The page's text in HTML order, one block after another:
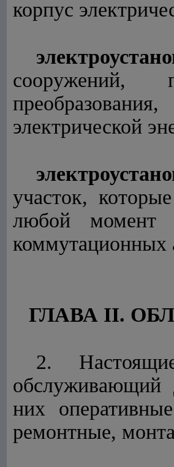
корпус
сооружений,
электрической
участок,
любой момент
коммутационных
ГЛАВА II.
2.
обслуживающий
них
ремонтные,